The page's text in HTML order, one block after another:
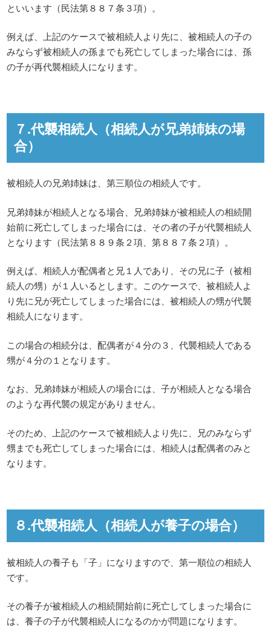
といいます（民法第８８７条３項）。
例えば、上記のケースで被相続人より先に、被相続人の子の
みならず被相続人の孫までも死亡してしまった場合には、孫
の子が再代襲相続人になります。
７.代襲相続人（相続人が兄弟姉妹の場
合）
被相続人の兄弟姉妹は、第三順位の相続人です。
兄弟姉妹が相続人となる場合、兄弟姉妹が被相続人の相続開
始前に死亡してしまった場合には、その者の子が代襲相続人
となります（民法第８８９条２項、第８８７条２項）。
例えば、相続人が配偶者と兄１人であり、その兄に子（被相
続人の甥）が１人いるとします。このケースで、被相続人よ
り先に兄が死亡してしまった場合には、被相続人の甥が代襲
相続人になります。
この場合の相続分は、配偶者が４分の３、代襲相続人である
甥が４分の１となります。
なお、兄弟姉妹が相続人の場合には、子が相続人となる場合
のような再代襲の規定がありません。
そのため、上記のケースで被相続人より先に、兄のみならず
甥までも死亡してしまった場合には、相続人は配偶者のみと
なります。
８.代襲相続人（相続人が養子の場合）
被相続人の養子も「子」になりますので、第一順位の相続人
です。
その養子が被相続人の相続開始前に死亡してしまった場合に
は、養子の子が代襲相続人になるのかが問題になります。